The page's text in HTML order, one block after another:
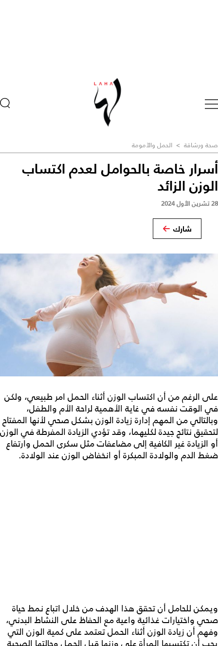
صحة ورشاقة > الحمل والآمومة
أسرار خاصة بالحوامل لعدم اكتساب
الوزن الزائد
28 تشرين الأول 2024
شارك
على الرغم من أن اكتساب الوزن أثناء الحمل امر طبيعي، ولكن
في الوقت نفسه في غاية الأهمية لراحة الأم والطفل،
وبالتالي من المهم إدارة زيادة الوزن بشكل صحي لأنها المفتاح
لتحقيق نتائج جيدة لكليهما، وقد تؤدي الزيادة المفرطة في الوزن
أو الزيادة غير الكافية إلى مضاعفات مثل سكرى الحمل وارتفاع
ضغط الدم والولادة المبكرة أو انخفاض الوزن عند الولادة.
ويمكن للحامل أن تحقق هذا الهدف من خلال اتباع نمط حياة
صحي واختيارات غذائية واعية مع الحفاظ على النشاط البدني،
وفهم أن زيادة الوزن أثناء الحمل تعتمد على كمية الوزن التي